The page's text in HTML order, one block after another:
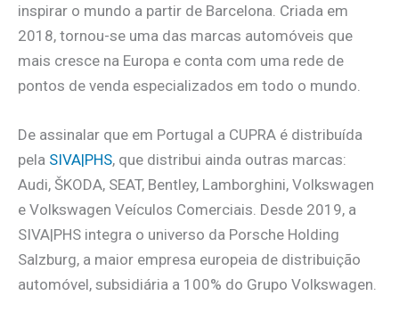
inspirar o mundo a partir de Barcelona. Criada em
2018, tornou-se uma das marcas automóveis que
mais cresce na Europa e conta com uma rede de
pontos de venda especializados em todo o mundo.
De assinalar que em Portugal a CUPRA é distribuída
pela SIVA|PHS, que distribui ainda outras marcas:
Audi, ŠKODA, SEAT, Bentley, Lamborghini, Volkswagen
e Volkswagen Veículos Comerciais. Desde 2019, a
SIVA|PHS integra o universo da Porsche Holding
Salzburg, a maior empresa europeia de distribuição
automóvel, subsidiária a 100% do Grupo Volkswagen.